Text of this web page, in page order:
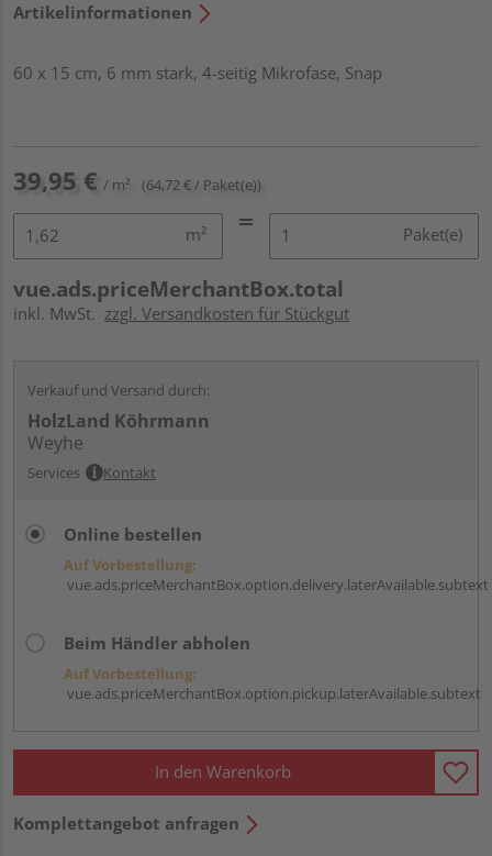
Artikelinformationen
60 x 15 cm, 6 mm stark, 4-seitig Mikrofase, Snap
39,95 € / m² (64,72 € / Paket(e))
m² Paket(e)
vue.ads.priceMerchantBox.total
inkl. MwSt. zzgl. Versandkosten für Stückgut
Verkauf und Versand durch:
HolzLand Köhrmann
Weyhe
Services Kontakt
Online bestellen
Auf Vorbestellung:
vue.ads.priceMerchantBox.option.delivery.laterAvailable.subtext
Beim Händler abholen
Auf Vorbestellung:
vue.ads.priceMerchantBox.option.pickup.laterAvailable.subtext
In den Warenkorb
Komplettangebot anfragen